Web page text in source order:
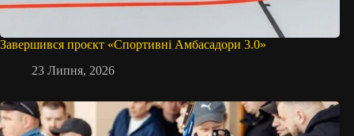
Завершився проєкт «Спортивні Амбасадори 3.0»
23 Липня, 2026